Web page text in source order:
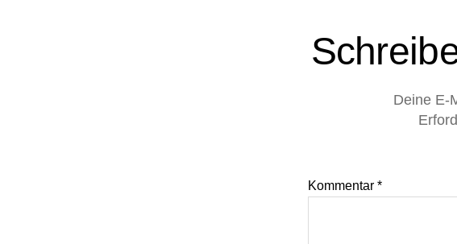
Deine E-
Kommentar *